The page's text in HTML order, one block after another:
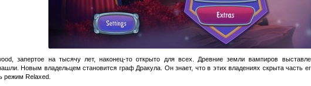
запертое на тысячу лет, наконец-то открыто для всех. Древние земли вампиров
Новым владельцем становится граф Дракула. Он знает, что в этих владениях скрыта часть
режим Relaxed.